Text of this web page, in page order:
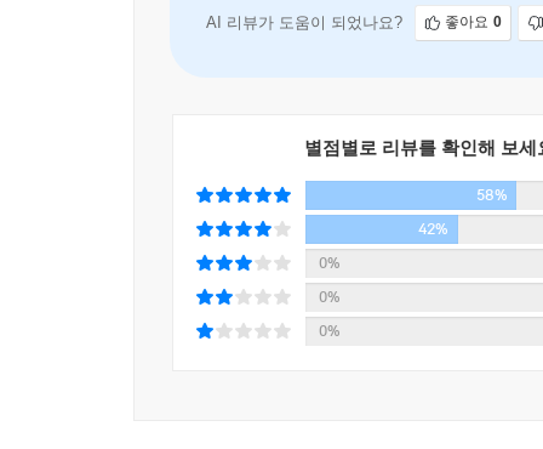
처럼 보일지는 몰라도 사실은 나라의 위신을 떨
전하께서는 학문을 강론하여 사리가 밝아지고,
을 분별하고, 안위의 근원을 살피셔야 합니다. 또
순수하게 다스리셔야 합니다. 그리하면 국가는
---「7장 부국강병을 위한 인재 등용, 노진 대책」
재주와 기량이 적당한지 그렇지 않은지, 인물이
고치는 방법에서부터 공약을 끝까지 지키는 정
이르기까지 실로 작금의 한국 정치와 사회의 난
조선의 르네상스라 할 만한 세종 시대에 진정
원칙에 대한 강희맹의 시의적절한 대책 등은 왜
중종의 책문에 ‘참된 마음에서 국정을 운영해
하기에 충분하다. 이밖에도 나라의 근심이 어디
선비의 자취를 제대로 느끼게 된다.
별점별로 리뷰를 확인해 보세
0%
0%